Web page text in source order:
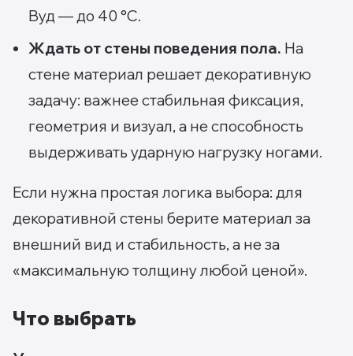
Вуд — до 40 °C.
Ждать от стены поведения пола. На
стене материал решает декоративную
задачу: важнее стабильная фиксация,
геометрия и визуал, а не способность
выдерживать ударную нагрузку ногами.
Если нужна простая логика выбора: для
декоративной стены берите материал за
внешний вид и стабильность, а не за
«максимальную толщину любой ценой».
Что выбрать